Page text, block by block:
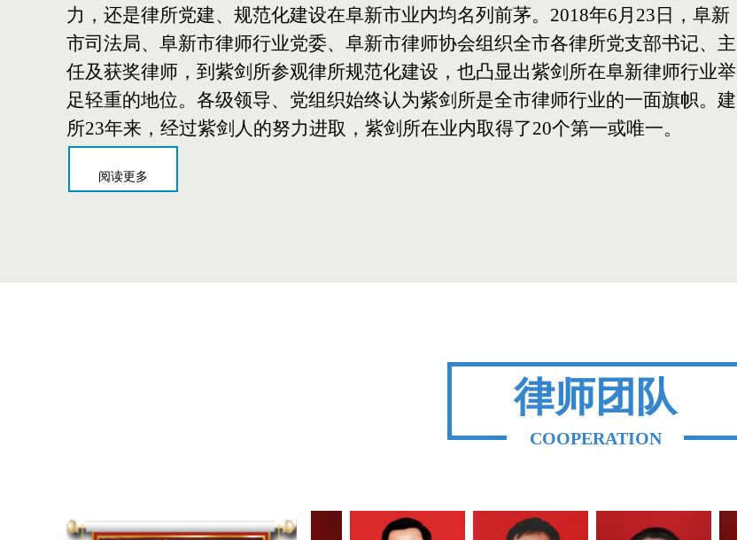
力，还是律所党建、规范化建设在阜新市业内均名列前茅。2018年6月23日，阜新
市司法局、阜新市律师行业党委、阜新市律师协会组织全市各律所党支部书记、主
任及获奖律师，到紫剑所参观律所规范化建设，也凸显出紫剑所在阜新律师行业举
足轻重的地位。各级领导、党组织始终认为紫剑所是全市律师行业的一面旗帜。建
所23年来，经过紫剑人的努力进取，紫剑所在业内取得了20个第一或唯一。
阅读更多
律师团队
COOPERATION